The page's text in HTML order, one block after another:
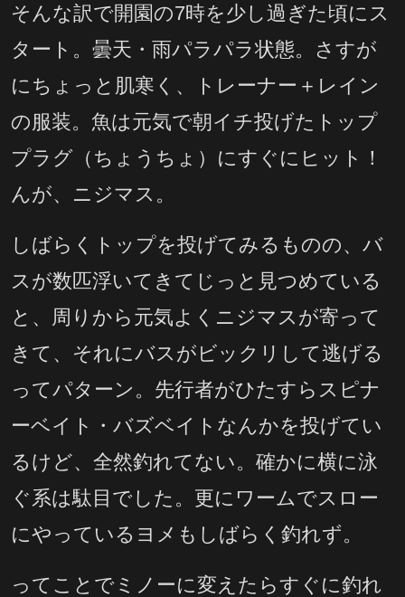
そんな訳で開園の7時を少し過ぎた頃にス
タート。曇天・雨パラパラ状態。さすが
にちょっと肌寒く、トレーナー＋レイン
の服装。魚は元気で朝イチ投げたトップ
プラグ（ちょうちょ）にすぐにヒット！
んが、ニジマス。
しばらくトップを投げてみるものの、バ
スが数匹浮いてきてじっと見つめている
と、周りから元気よくニジマスが寄って
きて、それにバスがビックリして逃げる
ってパターン。先行者がひたすらスピナ
ーベイト・バズベイトなんかを投げてい
るけど、全然釣れてない。確かに横に泳
ぐ系は駄目でした。更にワームでスロー
にやっているヨメもしばらく釣れず。
ってことでミノーに変えたらすぐに釣れ